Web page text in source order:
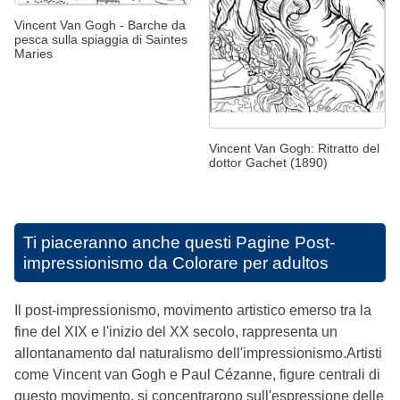
Vincent Van Gogh - Barche da
pesca sulla spiaggia di Saintes
Maries
Vincent Van Gogh: Ritratto del
dottor Gachet (1890)
Ti piaceranno anche questi Pagine Post-
impressionismo da Colorare per adultos
Il post-impressionismo, movimento artistico emerso tra la
fine del XIX e l'inizio del XX secolo, rappresenta un
allontanamento dal naturalismo dell'impressionismo.Artisti
come Vincent van Gogh e Paul Cézanne, figure centrali di
questo movimento, si concentrarono sull'espressione delle